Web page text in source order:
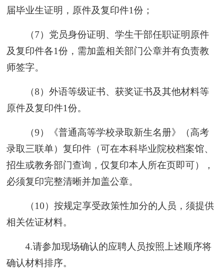
届毕业生证明，原件及复印件1份；
（7）党员身份证明、学生干部任职证明原件
及复印件各1份，需加盖相关部门公章并有负责教
师签字。
（8）外语等级证书、获奖证书及其他材料等
原件及复印件1份。
（9）《普通高等学校录取新生名册》（高考
录取三联单）复印件（可在本科毕业院校档案馆、
招生或教务部门查询，仅复印本人所在页即可），
必须复印完整清晰并加盖公章。
（10）按规定享受政策性加分的人员，须提供
相关佐证材料。
4.请参加现场确认的应聘人员按照上述顺序将
确认材料排序。